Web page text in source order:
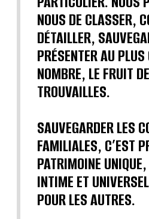
NOUS DE CLASSER,
DÉTAILLER,
PRÉSENTER AU PLUS
NOMBRE, LE FRUIT
TROUVAILLES.
SAUVEGARDER LES
FAMILIALES, C’EST
PATRIMOINE
INTIME ET
POUR LES AUTRES.